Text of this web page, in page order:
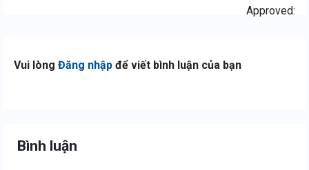
Approved:
Vui lòng Đăng nhập để viết bình luận của bạn
Bình luận